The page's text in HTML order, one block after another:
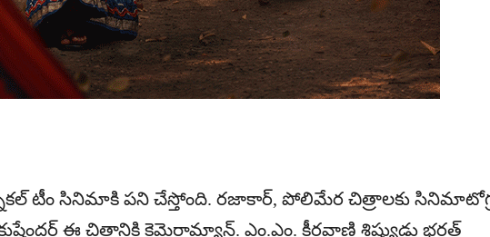
టీం సినిమాకి పని చేస్తోంది. రజాకార్, పోలిమేర చిత్రాలకు
ఈ చిత్రానికి కెమెరామ్యాన్. ఎం.ఎం. కీరవాణి శిష్యుడు భరత్